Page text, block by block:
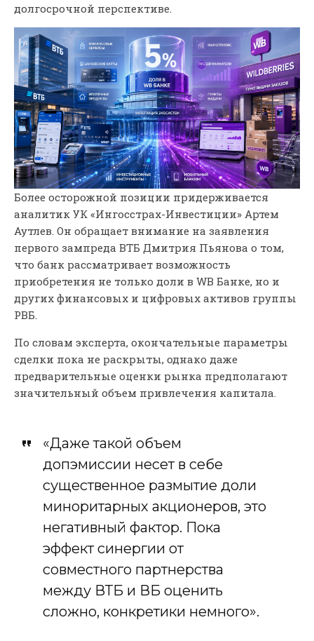
долгосрочной перспективе.
Более осторожной позиции придерживается
аналитик УК «Ингосстрах-Инвестиции» Артем
Аутлев. Он обращает внимание на заявления
первого зампреда ВТБ Дмитрия Пьянова о том,
что банк рассматривает возможность
приобретения не только доли в WB Банке, но и
других финансовых и цифровых активов группы
РВБ.
По словам эксперта, окончательные параметры
сделки пока не раскрыты, однако даже
предварительные оценки рынка предполагают
значительный объем привлечения капитала.
«Даже такой объем
допэмиссии несет в себе
существенное размытие доли
миноритарных акционеров, это
негативный фактор. Пока
эффект синергии от
совместного партнерства
между ВТБ и ВБ оценить
сложно, конкретики немного».